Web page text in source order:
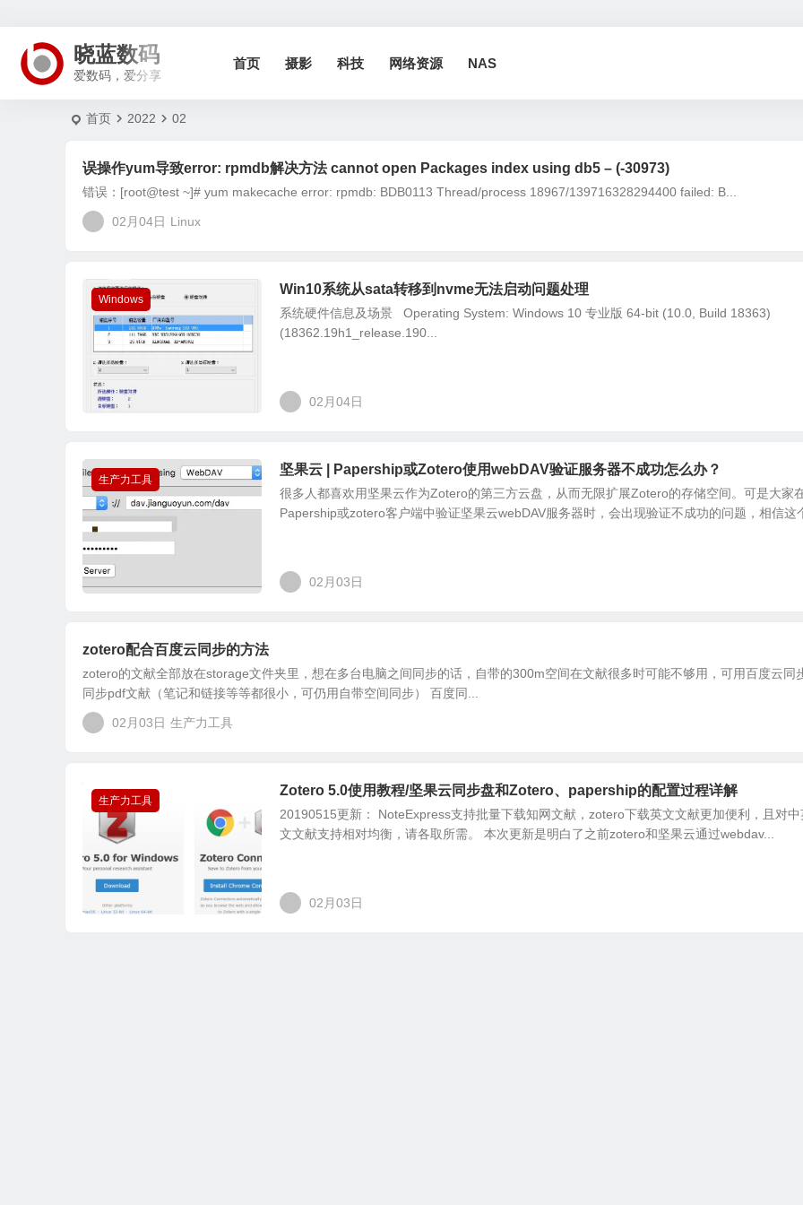
晓蓝数码
爱数码，爱分享
首页 摄影 科技 网络资源 NAS
首页 2022 02
误操作yum导致error: rpmdb解决方法 cannot open Packages index using db5 – (-30973)
错误：[root@test ~]# yum makecache error: rpmdb: BDB0113 Thread/process 18967/139716328294400 failed: B...
02月04日 Linux
Windows
Win10系统从sata转移到nvme无法启动问题处理
系统硬件信息及场景 Operating System: Windows 10 专业版 64-bit (10.0, Build 18363)
(18362.19h1_release.190...
02月04日
生产力工具
坚果云 | Papership或Zotero使用webDAV验证服务器不成功怎么办？
很多人都喜欢用坚果云作为Zotero的第三方云盘，从而无限扩展Zotero的存储空间。可是大家
Papership或zotero客户端中验证坚果云webDAV服务器时，会出现验证不成功的问题，相信这
02月03日
zotero配合百度云同步的方法
zotero的文献全部放在storage文件夹里，想在多台电脑之间同步的话，自带的300m空间在文献很多时可能不够用，可用百度云同
同步pdf文献（笔记和链接等等都很小，可仍用自带空间同步） 百度同...
02月03日 生产力工具
生产力工具
Zotero 5.0使用教程/坚果云同步盘和Zotero、papership的配置过程详解
20190515更新： NoteExpress支持批量下载知网文献，zotero下载英文文献更加便利，且对中
文文献支持相对均衡，请各取所需。 本次更新是明白了之前zotero和坚果云通过webdav...
02月03日